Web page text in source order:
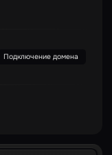
Подключение домена